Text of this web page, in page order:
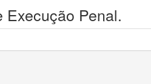
Execução Penal.